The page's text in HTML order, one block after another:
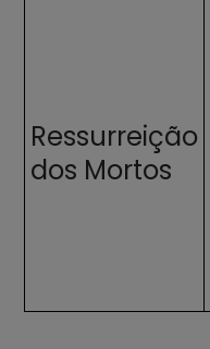
Ressurreição
dos Mortos